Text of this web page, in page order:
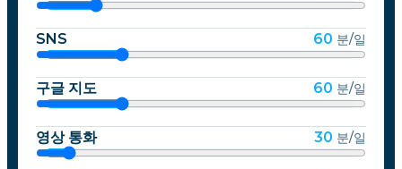
SNS 60 분/일
구글 지도 60 분/일
영상 통화 30 분/일